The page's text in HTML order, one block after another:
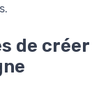
de